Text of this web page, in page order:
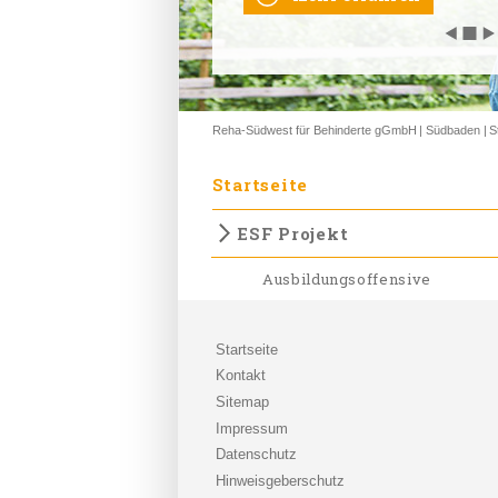
◀ ◼ ▶
◀ ◼ ▶
◀ ◼ ▶
◀ ◼ ▶
◀ ◼ ▶
Reha-Südwest für Behinderte gGmbH Südbaden
Startseite
ESF Projekt
Ausbildungsoffensive
Startseite
Kontakt
Sitemap
Impressum
Datenschutz
Hinweisgeberschutz